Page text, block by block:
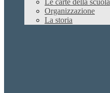
Le carte della scuola
Organizzazione
La storia